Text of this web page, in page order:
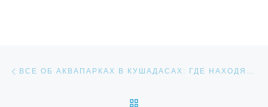
ВСЕ ОБ АКВАПАРКАХ В КУШАДАСАХ: ГДЕ НАХОДЯТСЯ, СКОЛЬКО СТОЯТ